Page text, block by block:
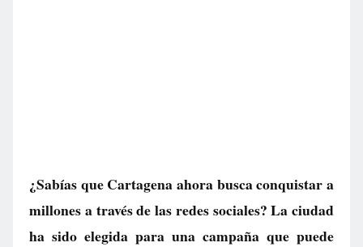
¿Sabías que Cartagena ahora busca conquistar a
millones a través de las redes sociales? La ciudad
ha sido elegida para una campaña que puede